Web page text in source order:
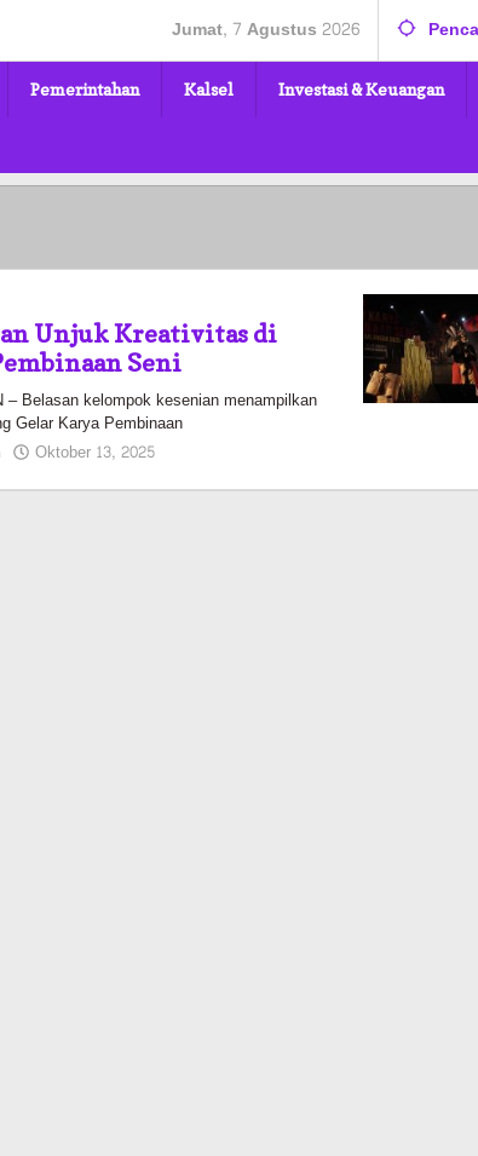
Jumat, 7 Agustus 2026
Pemerintahan Kalsel Investasi & Keuangan
Unjuk Kreativitas di
Seni
Belasan kelompok kesenian menampilkan
Gelar Karya Pembinaan
Oktober 13, 2025